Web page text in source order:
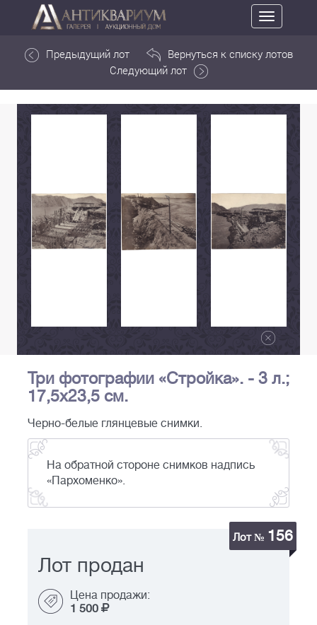
Toggle
navigation
Предыдущий лот
Вернуться к списку лотов
Следующий лот
Три фотографии «Стройка». - 3 л.;
17,5х23,5 см.
Черно-белые глянцевые снимки.
На обратной стороне снимков надпись
«Пархоменко».
Лот № 156
Лот продан
Цена продажи:
1 500